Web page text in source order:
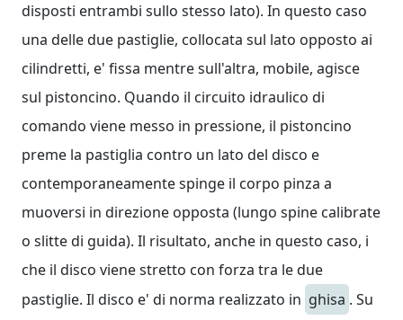
disposti entrambi sullo stesso lato). In questo caso
una delle due pastiglie, collocata sul lato opposto ai
cilindretti, e' fissa mentre sull'altra, mobile, agisce
sul pistoncino. Quando il circuito idraulico di
comando viene messo in pressione, il pistoncino
preme la pastiglia contro un lato del disco e
contemporaneamente spinge il corpo pinza a
muoversi in direzione opposta (lungo spine calibrate
o slitte di guida). Il risultato, anche in questo caso, i
che il disco viene stretto con forza tra le due
pastiglie. Il disco e' di norma realizzato in ghisa . Su